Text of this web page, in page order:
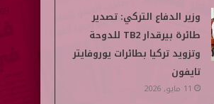
وزير الدفاع التركي: تصدير
طائرة بيرقدار TB2 للدوحة
وتزويد تركيا بطائرات يوروفايتر
تايفون
11 مايو, 2026